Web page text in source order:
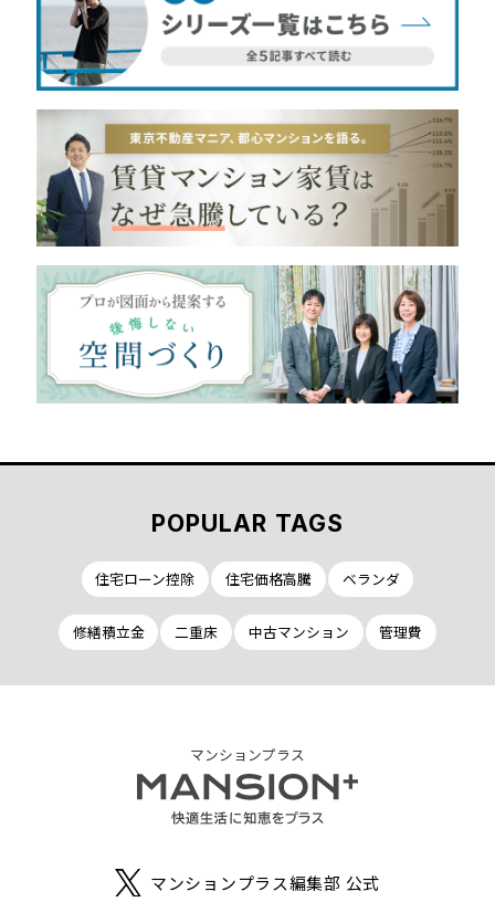
POPULAR TAGS
住宅ローン控除 住宅価格高騰 ベランダ
修繕積立金 二重床 中古マンション 管理費
マンションプラス
マンションプラス編集部 公式